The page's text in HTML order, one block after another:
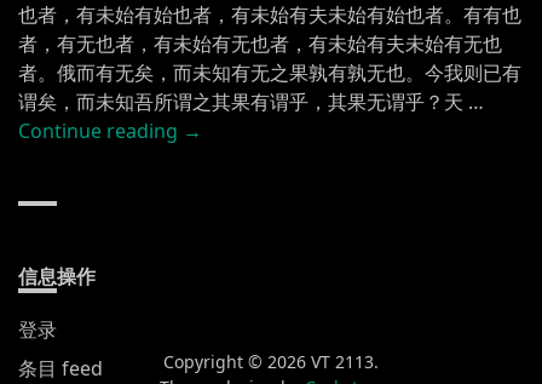
也者，有未始有始也者，有未始有夫未始有始也者。有有也
者，有无也者，有未始有无也者，有未始有夫未始有无也
者。俄而有无矣，而未知有无之果孰有孰无也。今我则已有
谓矣，而未知吾所谓之其果有谓乎，其果无谓乎？天 …
Continue reading →
信息操作
登录
条目 feed
Copyright © 2026 VT 2113.